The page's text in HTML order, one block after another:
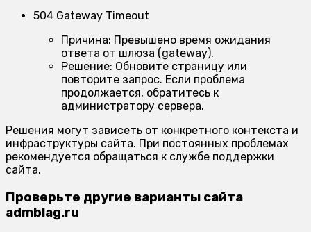
504 Gateway Timeout
Причина: Превышено время ожидания
ответа от шлюза (gateway).
Решение: Обновите страницу или
повторите запрос. Если проблема
продолжается, обратитесь к
администратору сервера.
Решения могут зависеть от конкретного контекста и
инфраструктуры сайта. При постоянных проблемах
рекомендуется обращаться к службе поддержки
сайта.
Проверьте другие варианты сайта
admblag.ru